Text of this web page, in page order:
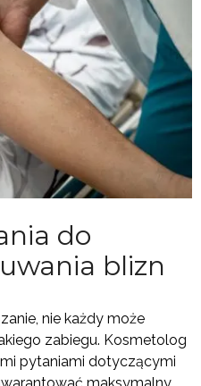
do
blizn
nie każdy może
zabiegu. Kosmetolog
pytaniami dotyczącymi
maksymalny